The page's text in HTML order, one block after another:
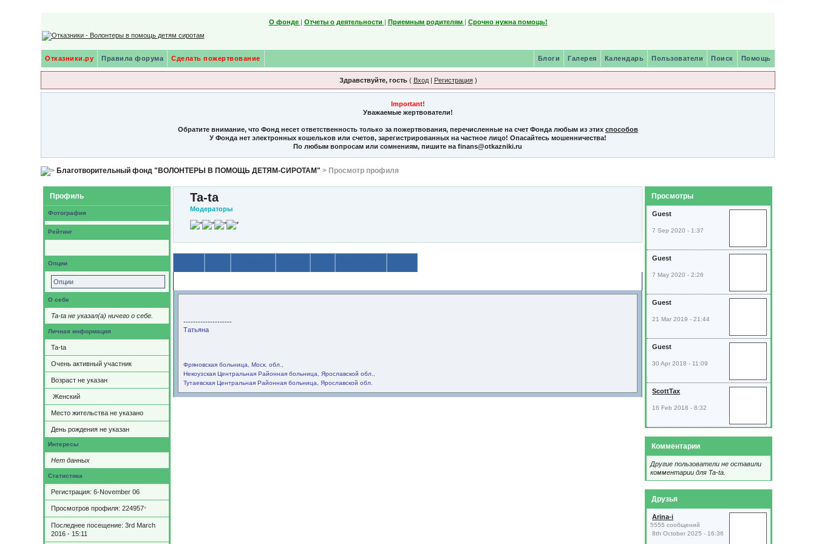
О фонде | Отчеты о деятельности | Приемным родителям | Срочно нужна помощь!
Отказники.ру Правила форума Сделать пожертвование Помощь
Поиск
Пользователи
Календарь
Галерея
Блоги
Здравствуйте, гость( Вход| Регистрация)
Important!
Уважаемые жертвователи!
Обратите внимание, что Фонд несет ответственность только за пожертвования, перечисленные на счет Фонда любым из этих способов
У Фонда нет электронных кошельков или счетов, зарегистрированных на частное лицо! Опасайтесь мошенничества!
По любым вопросам или сомнениям, пишите на finans@otkazniki.ru
Благотворительный фонд "ВОЛОНТЕРЫ В ПОМОЩЬ ДЕТЯМ-СИРОТАМ" > Просмотр профиля
Профиль
Фотография
Рейтинг
Опции
Опции
О себе
Ta-ta не указал(а) ничего о себе.
Личная информация
Ta-ta
Очень активный участник
Возраст не указан
Женский
Место жительства не указано
День рождения не указан
Интересы
Нет данных
Статистика
Регистрация: 6-November 06
Просмотров профиля: 224957*
Последнее посещение: 3rd March
2016 - 15:11
Ta-ta
Модераторы
--------------------
Татьяна
Фряновская больница, Моск. обл.,
Некоузская Центральная Районная больница, Ярославской обл.,
Тутаевская Центральная Районная больница, Ярославской обл.
Просмотры
Guest
7 Sep 2020 - 1:37
Guest
7 May 2020 - 2:26
Guest
21 Mar 2019 - 21:44
Guest
30 Apr 2018 - 11:09
ScottTax
16 Feb 2018 - 8:32
Комментарии
Другие пользователи не оставили
комментарии для Ta-ta.
Друзья
Arina-i
5555 сообщений
8th October 2025 - 16:36